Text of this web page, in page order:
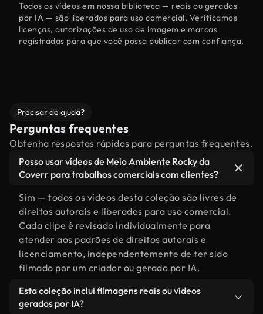
Todos os vídeos em nossa biblioteca — reais ou gerados
por IA — são liberados para uso comercial. Verificamos
licenças, autorizações de uso de imagem e marcas
registradas para que você possa publicar com confiança.
Precisar de ajuda?
Perguntas frequentes
Obtenha respostas rápidas para perguntas frequentes.
Posso usar vídeos de Meio Ambiente Rocky da
Coverr para trabalhos comerciais com clientes?
Sim — todos os vídeos desta coleção são livres de
direitos autorais e liberados para uso comercial.
Cada clipe é revisado individualmente para
atender aos padrões de direitos autorais e
licenciamento, independentemente de ter sido
filmado por um criador ou gerado por IA.
Esta coleção inclui filmagens reais ou vídeos
gerados por IA?